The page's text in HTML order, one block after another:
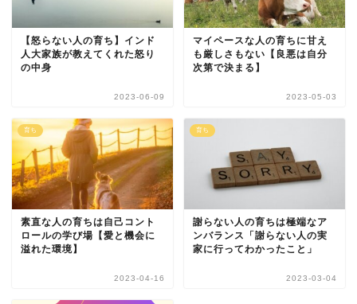
【怒らない人の育ち】インド
人大家族が教えてくれた怒り
の中身
2023-06-09
マイペースな人の育ちに甘え
も厳しさもない【良悪は自分
次第で決まる】
2023-05-03
育ち
素直な人の育ちは自己コント
ロールの学び場【愛と機会に
溢れた環境】
2023-04-16
育ち
謝らない人の育ちは極端なア
ンバランス「謝らない人の実
家に行ってわかったこと」
2023-03-04